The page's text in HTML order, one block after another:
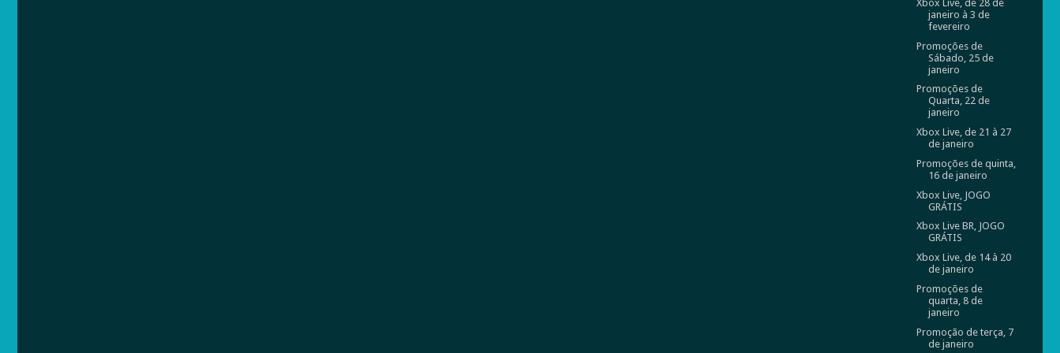
Xbox Live, de 28 de
janeiro à 3 de
fevereiro
Promoções de
Sábado, 25 de
janeiro
Promoções de
Quarta, 22 de
janeiro
Xbox Live, de 21 à 27
de janeiro
Promoções de quinta,
16 de janeiro
Xbox Live, JOGO
GRÁTIS
Xbox Live BR, JOGO
GRÁTIS
Xbox Live, de 14 à 20
de janeiro
Promoções de
quarta, 8 de
janeiro
Promoção de terça, 7
de janeiro